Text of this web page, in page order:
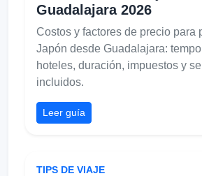
Guadalajara 2026
Costos y factores de precio para
Japón desde Guadalajara:
hoteles, duración, impuestos y
incluidos.
Leer guía
TIPS DE VIAJE